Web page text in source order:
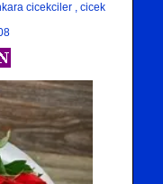
cicekciler , cicek